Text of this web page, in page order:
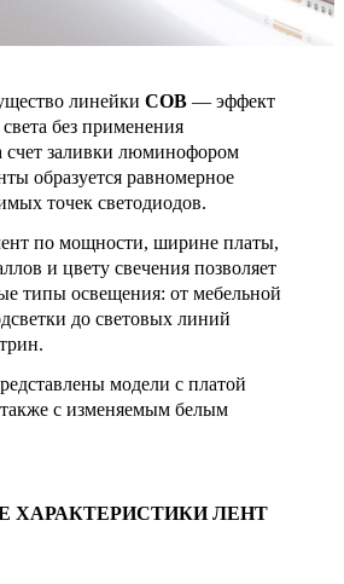
линейки COB — эффект
без применения
счет заливки люминофором
образуется равномерное
точек светодиодов.
по мощности, ширине платы,
и цвету свечения позволяет
типы освещения: от мебельной
до световых линий
модели с платой
с изменяемым белым
ХАРАКТЕРИСТИКИЛЕНТ